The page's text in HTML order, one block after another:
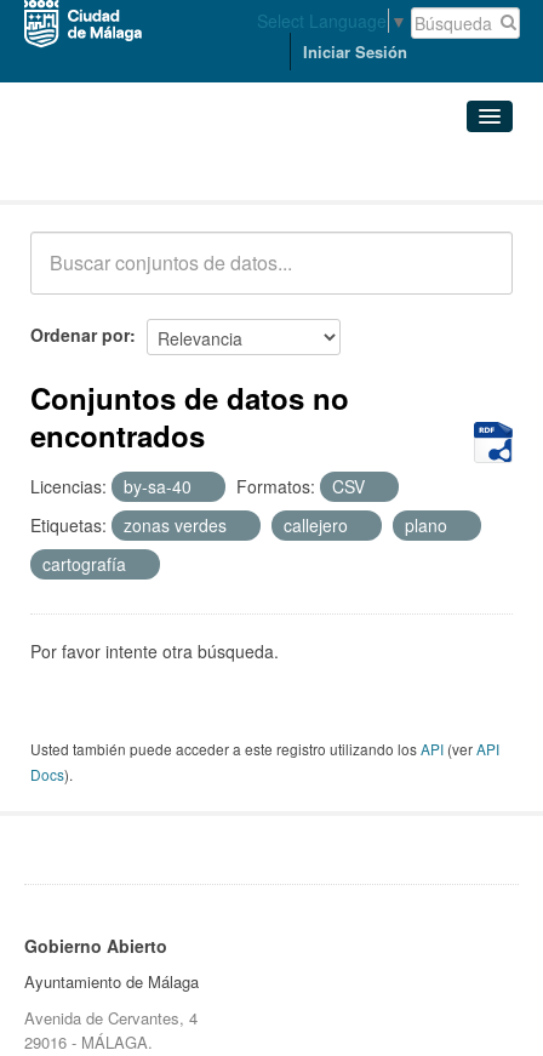
Select Language ▼
Iniciar Sesión
Acerca de
Ordenar por
Conjuntos de datos no
encontrados
Licencias: by-sa-40 Formatos:
CSV
Etiquetas:
zonas verdes callejero
plano
cartografía
Por favor intente otra búsqueda.
Usted también puede acceder a este registro utilizando losAPI (verAPI
Docs).
Gobierno Abierto
Ayuntamiento de Málaga
Avenida de Cervantes, 4
29016 - MÁLAGA.